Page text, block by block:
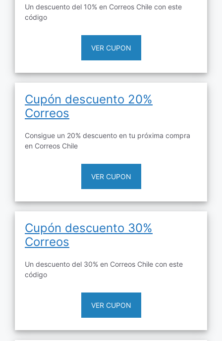
Un descuento del 10% en Correos Chile con este
código
VER CUPON
Cupón descuento 20%
Correos
Consigue un 20% descuento en tu próxima compra
en Correos Chile
VER CUPON
Cupón descuento 30%
Correos
Un descuento del 30% en Correos Chile con este
código
VER CUPON